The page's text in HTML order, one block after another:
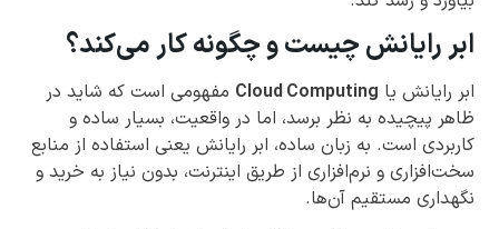
ابر رایانش چیست و چگونه کار می‌کند؟
ابر رایانش یا Cloud Computing مفهومی است که شاید در
ظاهر پیچیده به نظر برسد، اما در واقعیت، بسیار ساده و
کاربردی است. به زبان ساده، ابر رایانش یعنی استفاده از منابع
سخت‌افزاری و نرم‌افزاری از طریق اینترنت، بدون نیاز به خرید و
نگهداری مستقیم آن‌ها.